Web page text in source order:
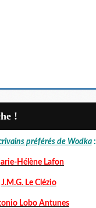
!
préférés de Wodka:
Hélène Lafon
J.M.G. Le Clézio
Lobo Antunes